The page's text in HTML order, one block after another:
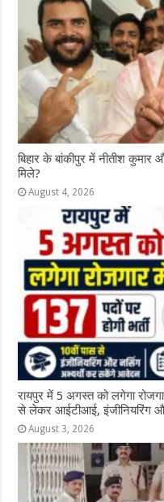
ब‍िहार के बांकीपुर में न‍ीतीश
मिले?
August 4, 2026
रायपुर में 5 अगस्त को लगेगा
से लेकर आईटीआई, इंजीनियरिंग
August 3, 2026